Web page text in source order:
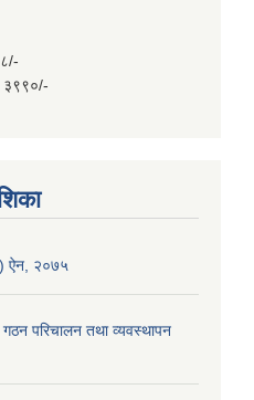
३९९०/-
ऐन, २०७५
परिचालन तथा व्यवस्थापन